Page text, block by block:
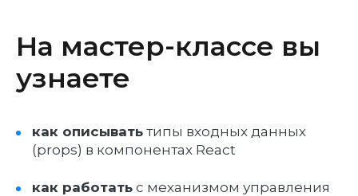
На мастер-классе вы
узнаете
как описывать типы входных данных
(props) в компонентах React
как работать с механизмом управления